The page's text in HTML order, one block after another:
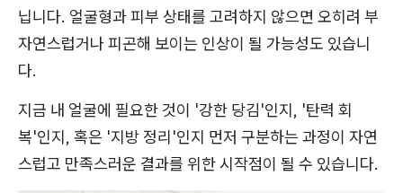
닙니다. 얼굴형과 피부 상태를 고려하지 않으면 오히려 부
자연스럽거나 피곤해 보이는 인상이 될 가능성도 있습니
다.
지금 내 얼굴에 필요한 것이 '강한 당김'인지, '탄력 회
복'인지, 혹은 '지방 정리'인지 먼저 구분하는 과정이 자연
스럽고 만족스러운 결과를 위한 시작점이 될 수 있습니다.